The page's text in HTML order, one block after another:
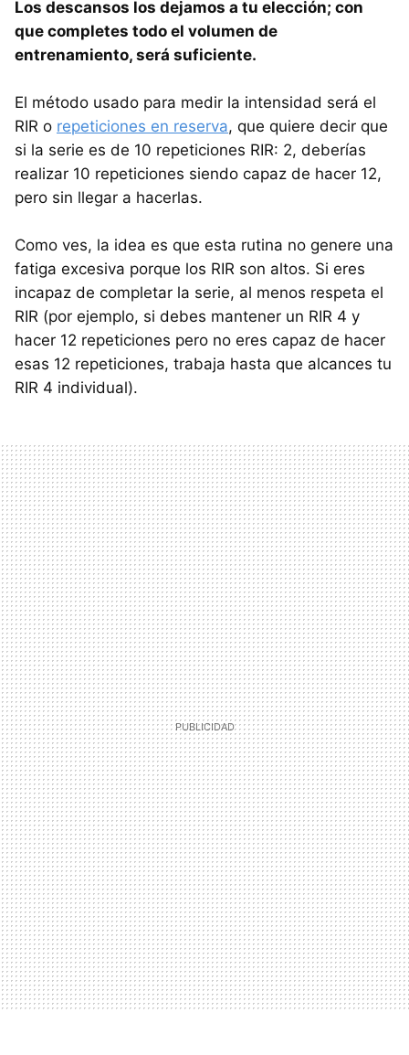
Los descansos los dejamos a tu elección; con
que completes todo el volumen de
entrenamiento, será suficiente.
El método usado para medir la intensidad será el
RIR o repeticiones en reserva, que quiere decir que
si la serie es de 10 repeticiones RIR: 2, deberías
realizar 10 repeticiones siendo capaz de hacer 12,
pero sin llegar a hacerlas.
Como ves, la idea es que esta rutina no genere una
fatiga excesiva porque los RIR son altos. Si eres
incapaz de completar la serie, al menos respeta el
RIR (por ejemplo, si debes mantener un RIR 4 y
hacer 12 repeticiones pero no eres capaz de hacer
esas 12 repeticiones, trabaja hasta que alcances tu
RIR 4 individual).